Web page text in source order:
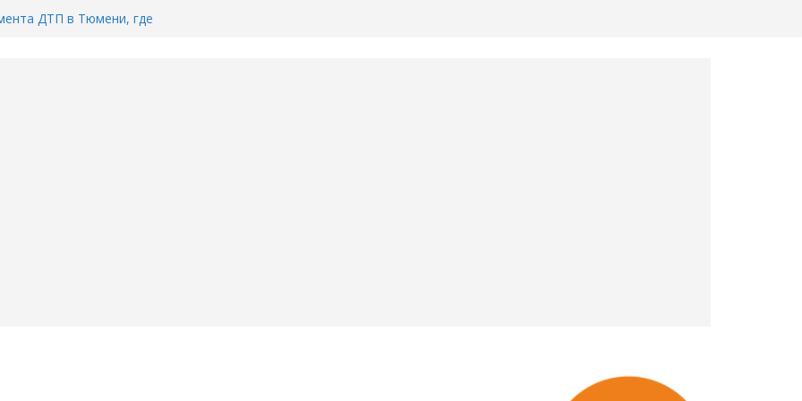
ДТП в Тюмени, где